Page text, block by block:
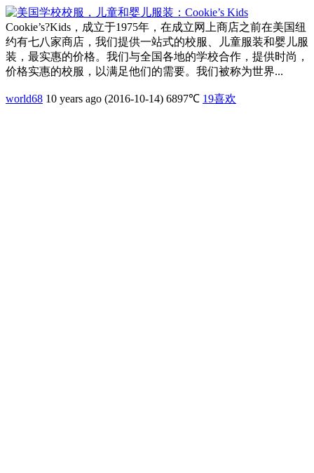
Cookie’s?Kids，成立于1975年，在成立网上商店之前在美国纽
约有七八家商店，我们提供一站式的校服、儿童服装和婴儿服
装，最实惠的价格。我们与全国各地的学校合作，提供时尚，
价格实惠的校服，以满足他们的需要。我们被称为世界...
world68 10 years ago (2016-10-14) 6897℃ 19喜欢